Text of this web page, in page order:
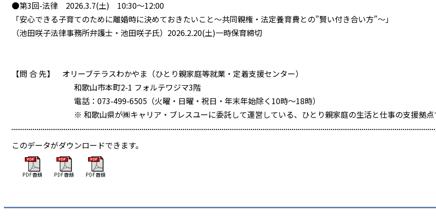
●第3回-法律 2026.3.7(土) 10:30～12:00
「安心できる子育てのために離婚時に決めておきたいこと～共同親権・法定養育費との”賢い付き合い方”～」
（池田咲子法律事務所弁護士・池田咲子氏）2026.2.20(土)一時保育締切
【問 合 先】 オリーブテラスわかやま（ひとり親家庭等就業・定着支援センター）
和歌山市本町2-1 フォルテワジマ3階
電話：073-499-6505（火曜・日曜・祝日・年末年始除く10時～18時）
※ 和歌山県が㈱キャリア・ブレスユーに委託して運営している、ひとり親家庭の生活と仕事の支援拠点
このデータがダウンロードできます。